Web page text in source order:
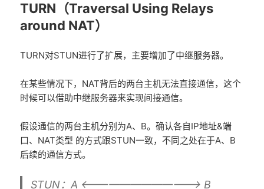
TURN（Traversal Using Relays
around NAT）
TURN对STUN进行了扩展，主要增加了中继服务器。
在某些情况下，NAT背后的两台主机无法直接通信，这个
时候可以借助中继服务器来实现间接通信。
假设通信的两台主机分别为A、B。确认各自IP地址&端
口、NAT类型 的方式跟STUN一致，不同之处在于A、B
后续的通信方式。
STUN：A <————————————> B